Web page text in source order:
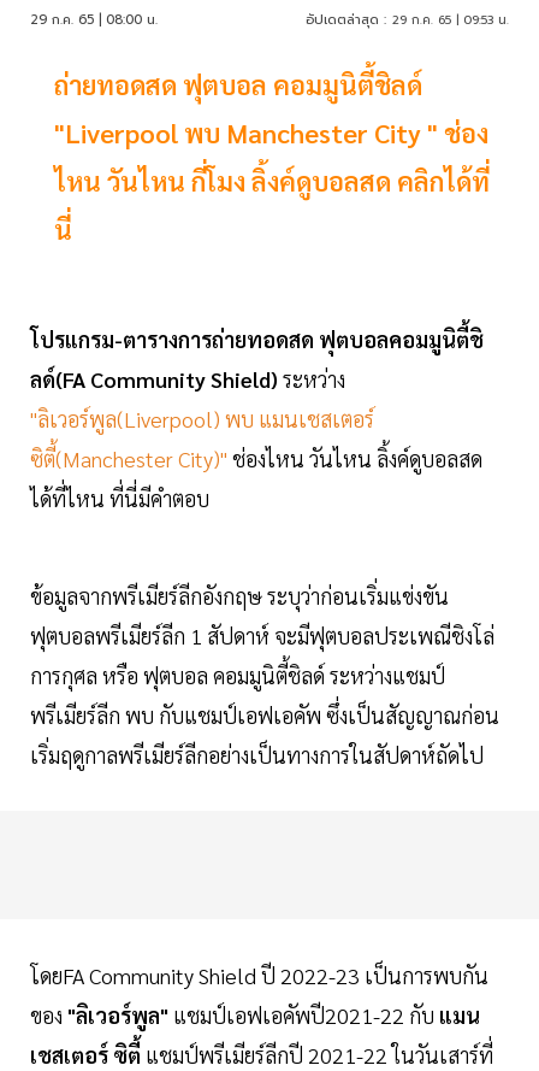
29 ก.ค. 65 | 08:00 น. อัปเดตล่าสุด : 29 ก.ค. 65 | 09:53 น.
ถ่ายทอดสด ฟุตบอล คอมมูนิตี้ชิลด์
"Liverpool พบ Manchester City " ช่อง
ไหน วันไหน กี่โมง ลิ้งค์ดูบอลสด คลิกได้ที่
นี่
โปรแกรม-ตารางการถ่ายทอดสด ฟุตบอลคอมมูนิตี้ชิ
ลด์(FA Community Shield) ระหว่าง
"ลิเวอร์พูล(Liverpool) พบ แมนเชสเตอร์
ซิตี้(Manchester City)" ช่องไหน วันไหน ลิ้งค์ดูบอลสด
ได้ที่ไหน ที่นี่มีคำตอบ
ข้อมูลจากพรีเมียร์ลีกอังกฤษ ระบุว่าก่อนเริ่มแข่งขัน
ฟุตบอลพรีเมียร์ลีก 1 สัปดาห์ จะมีฟุตบอลประเพณีชิงโล่
การกุศล หรือ ฟุตบอล คอมมูนิตี้ชิลด์ ระหว่างแชมป์
พรีเมียร์ลีก พบ กับแชมป์เอฟเอคัพ ซึ่งเป็นสัญญาณก่อน
เริ่มฤดูกาลพรีเมียร์ลีกอย่างเป็นทางการในสัปดาห์ถัดไป
โดยFA Community Shield ปี 2022-23 เป็นการพบกัน
ของ "ลิเวอร์พูล" แชมป์เอฟเอคัพปี2021-22 กับ แมน
เชสเตอร์ ซิตี้ แชมป์พรีเมียร์ลีกปี 2021-22 ในวันเสาร์ที่